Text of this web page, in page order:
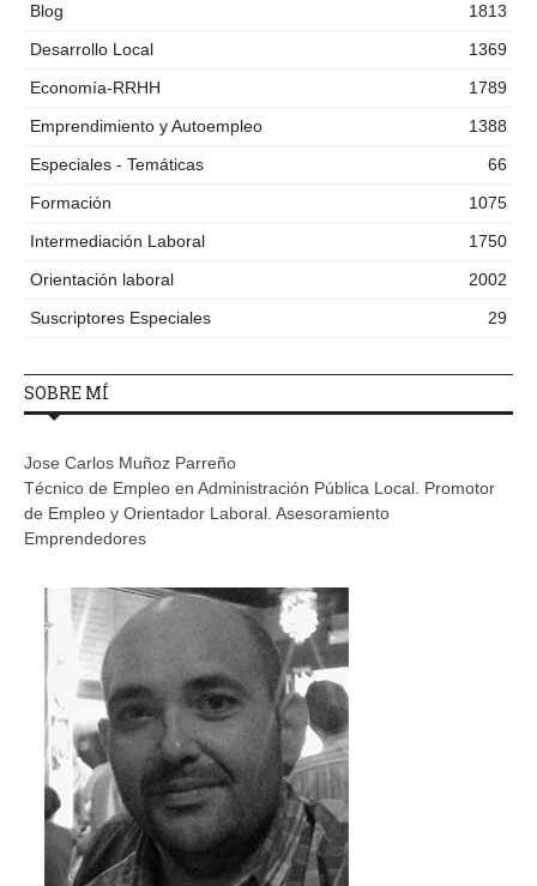
Blog
1813
Desarrollo Local
1369
Economía-RRHH
1789
Emprendimiento y Autoempleo
1388
Especiales - Temáticas
66
Formación
1075
Intermediación Laboral
1750
Orientación laboral
2002
Suscriptores Especiales
29
SOBRE MÍ
Jose Carlos Muñoz Parreño
Técnico de Empleo en Administración Pública Local. Promotor
de Empleo y Orientador Laboral. Asesoramiento
Emprendedores